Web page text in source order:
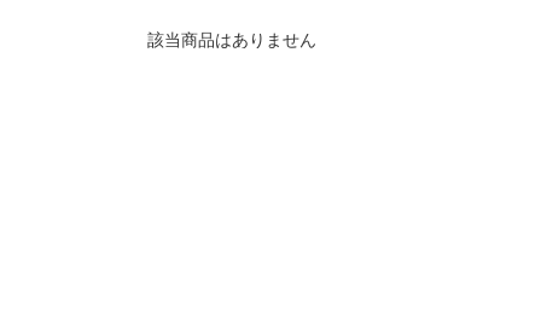
該当商品はありません